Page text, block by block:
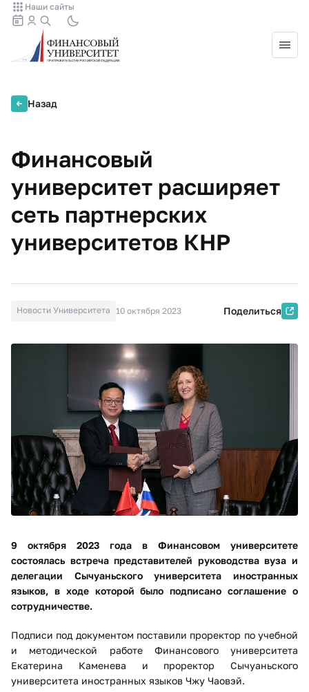
Наши сайты
Назад
Финансовый
университет расширяет
сеть партнерских
университетов КНР
Новости Университета 10 октября 2023 Поделиться
9 октября 2023 года в Финансовом университете
состоялась встреча представителей руководства вуза и
делегации Сычуаньского университета иностранных
языков, в ходе которой было подписано соглашение о
сотрудничестве.
Подписи под документом поставили проректор по учебной
и методической работе Финансового университета
Екатерина Каменева и проректор Сычуаньского
университета иностранных языков Чжу Чаовэй.